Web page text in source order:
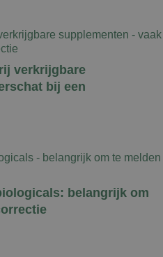
verkrijgbare
bij een
belangrijk om